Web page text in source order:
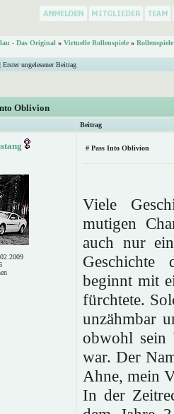
- Das Original » Virtuelle Rollenspiele » Rollenspiele
| Erster ungelesener Beitrag
Oblivion
Beitrag
# Pass Into Oblivion
Viele
mutigen
auch nur
beginnt mit
fürchtete.
unzähmbar
obwohl sein
war. Der
Ahne, mein
In der